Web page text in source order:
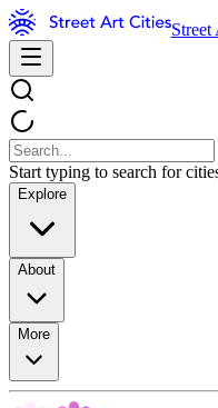
Street
Start typing to search for
Explore
About
More